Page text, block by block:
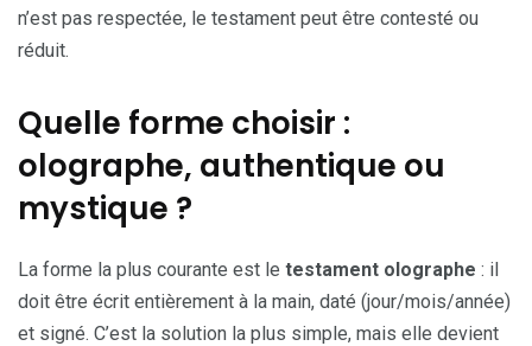
n’est pas respectée, le testament peut être contesté ou
réduit.
Quelle forme choisir :
olographe, authentique ou
mystique ?
La forme la plus courante est le testament olographe : il
doit être écrit entièrement à la main, daté (jour/mois/année)
et signé. C’est la solution la plus simple, mais elle devient